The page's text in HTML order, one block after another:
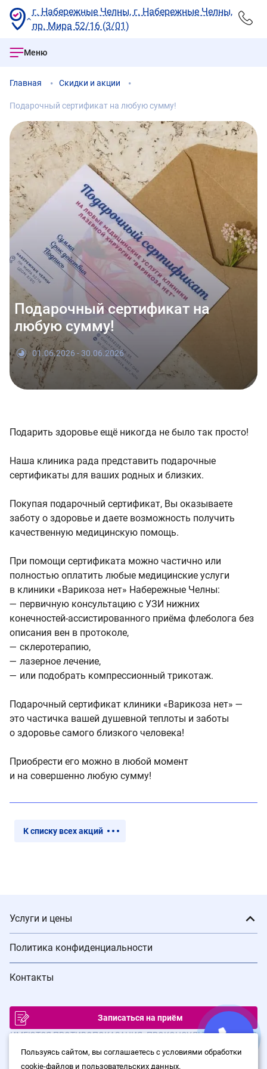
г. Набережные Челны, г. Набережные Челны,
пр. Мира 52/16 (3/01)
Меню
Главная Скидки и акции
Подарочный сертификат на любую сумму!
Подарочный сертификат на
любую сумму!
01.06.2026 - 30.06.2026
Подарить здоровье ещё никогда не было так просто!
Наша клиника рада представить подарочные
сертификаты для ваших родных и близких.
Покупая подарочный сертификат, Вы оказываете
заботу о здоровье и даете возможность получить
качественную медицинскую помощь.
При помощи сертификата можно частично или
полностью оплатить любые медицинские услуги
в клиники «Варикоза нет» Набережные Челны:
— первичную консультацию с УЗИ нижних
конечностей-ассистированного приёма флеболога без
описания вен в протоколе,
— склеротерапию,
— лазерное лечение,
— или подобрать компрессионный трикотаж.
Подарочный сертификат клиники «Варикоза нет» —
это частичка вашей душевной теплоты и заботы
о здоровье самого близкого человека!
Приобрести его можно в любой момент
и на совершенно любую сумму!
К списку всех акций
Услуги и цены
Политика конфиденциальности
Контакты
Записаться на приём
ИМЕЮТСЯ ПРОТИВОПОКАЗАНИЯ. ПРОКОНСУЛЬТИРУЙТЕСЬ С
Пользуясь сайтом, вы соглашаетесь с условиями обработки
cookie-файлов и пользовательских данных.